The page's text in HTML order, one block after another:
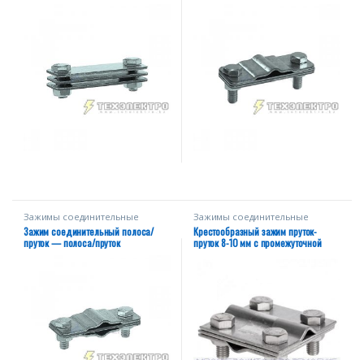
Зажимы соединительные
Зажим соединительный полоса/
пруток — полоса/пруток
Зажимы соединительные
Крестообразный зажим пруток-
пруток 8-10 мм с промежуточной